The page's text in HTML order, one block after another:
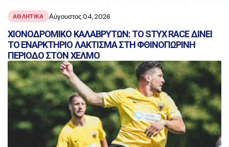
ΑΘΛΗΤΙΚΑ Αύγουστος 04, 2026
ΧΙΟΝΟΔΡΟΜΙΚΟ ΚΑΛΑΒΡΥΤΩΝ: ΤΟ STYX RACE ΔΙΝΕΙ
ΤΟ ΕΝΑΡΚΤΗΡΙΟ ΛΑΚΤΙΣΜΑ ΣΤΗ ΦΘΙΝΟΠΩΡΙΝΗ
ΠΕΡΙΟΔΟ ΣΤΟΝ ΧΕΛΜΟ